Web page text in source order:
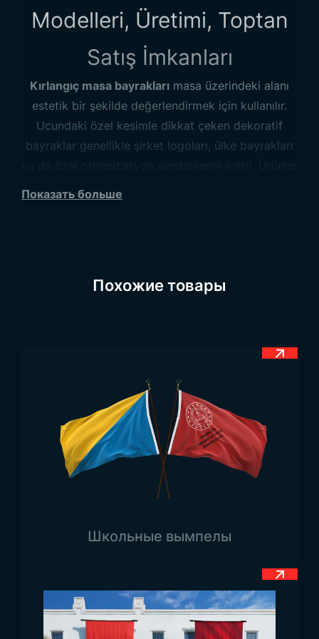
Modelleri, Üretimi, Toptan
Satış İmkanları
Kırlangıç masa bayrakları masa üzerindeki alanı
estetik bir şekilde değerlendirmek için kullanılır.
Ucundaki özel kesimle dikkat çeken dekoratif
bayraklar genellikle şirket logoları, ülke bayrakları
kategoriyi ziyaret edebilirsiniz.
Standart
Genellikle şirket logosu ya da ülke bayrağı gibi
klasik tasarımlar için uygundur.Logolu kırlangıç
masa bayraklarıkurumun logosunu veya özel bir
tasarımı içerir. Bu modeller markaları öne çıkarmak
için idealdir.
Özel kesim kırlangıç masa bayrağı
idealdir.T kırlangıç masa bayrağıçeşitleri
görünümüyle kullanıldığı alanlarda şıklık oluşturur.
Üretimi
Kırlangıç masa bayrağı üretiminde kalite ve
Показать больше
Похожие товары
Школьные вымпелы